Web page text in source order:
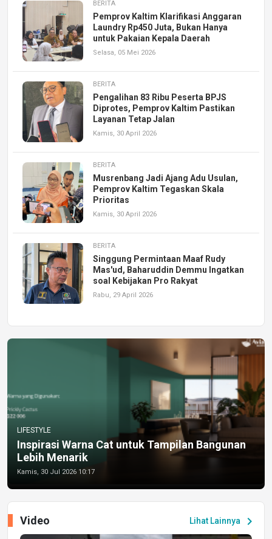
BERITA
Pemprov Kaltim Klarifikasi Anggaran
Laundry Rp450 Juta, Bukan Hanya
untuk Pakaian Kepala Daerah
Selasa, 05 Mei 2026
BERITA
Pengalihan 83 Ribu Peserta BPJS
Diprotes, Pemprov Kaltim Pastikan
Layanan Tetap Jalan
Kamis, 30 April 2026
BERITA
Musrenbang Jadi Ajang Adu Usulan,
Pemprov Kaltim Tegaskan Skala
Prioritas
Kamis, 30 April 2026
BERITA
Singgung Permintaan Maaf Rudy
Mas'ud, Baharuddin Demmu Ingatkan
soal Kebijakan Pro Rakyat
Rabu, 29 April 2026
LIFESTYLE
Inspirasi Warna Cat untuk Tampilan Bangunan
Lebih Menarik
Kamis, 30 Jul 2026 10:17
Lihat Lainnya chevron_right
Video